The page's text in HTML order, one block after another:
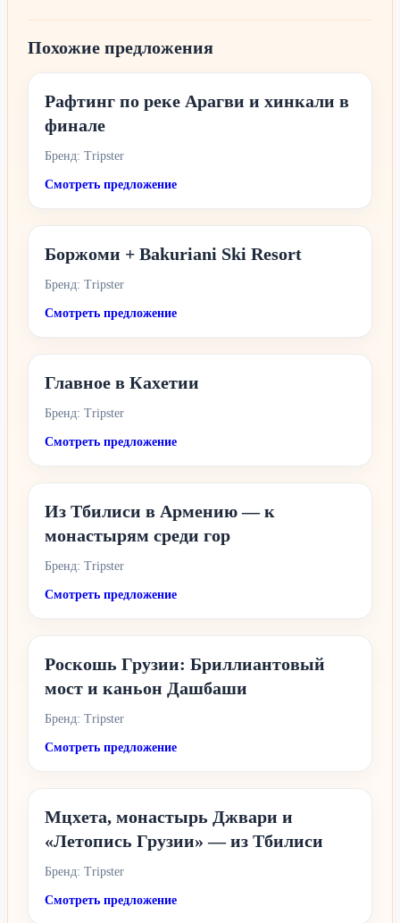
Похожие предложения
Рафтинг по реке Арагви и хинкали в
финале
Бренд: Tripster
Смотреть предложение
Боржоми + Bakuriani Ski Resort
Бренд: Tripster
Смотреть предложение
Главное в Кахетии
Бренд: Tripster
Смотреть предложение
Из Тбилиси в Армению — к
монастырям среди гор
Бренд: Tripster
Смотреть предложение
Роскошь Грузии: Бриллиантовый
мост и каньон Дашбаши
Бренд: Tripster
Смотреть предложение
Мцхета, монастырь Джвари и
«Летопись Грузии» — из Тбилиси
Бренд: Tripster
Смотреть предложение